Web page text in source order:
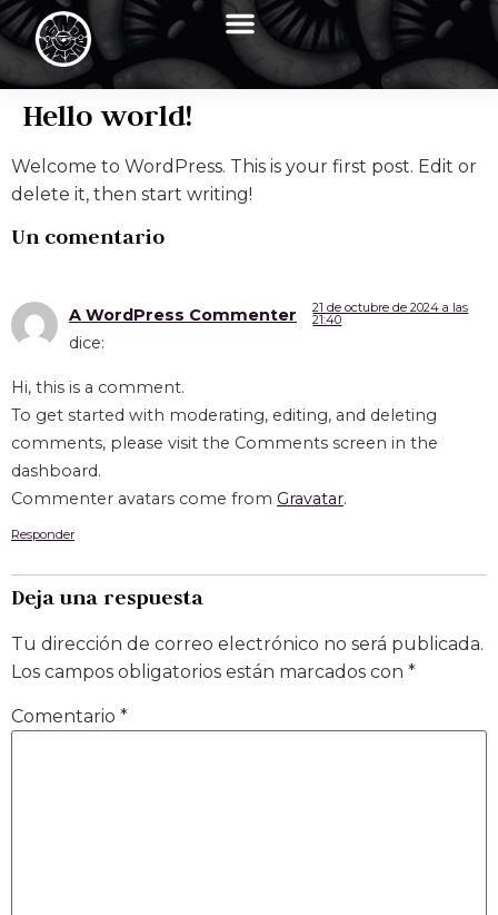
Hello world!
Welcome to WordPress. This is your first post. Edit or
delete it, then start writing!
Un comentario
A WordPress Commenter
dice:
21 de octubre de 2024 a las
21:40
Hi, this is a comment.
To get started with moderating, editing, and deleting
comments, please visit the Comments screen in the
dashboard.
Commenter avatars come from Gravatar.
Responder
Deja una respuesta
Tu dirección de correo electrónico no será publicada.
Los campos obligatorios están marcados con *
Comentario *